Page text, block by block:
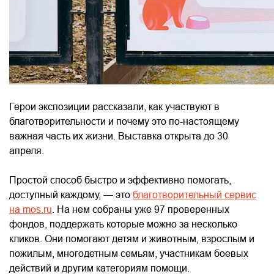
Герои экспозиции рассказали, как участвуют в
благотворительности и почему это по-настоящему
важная часть их жизни. Выставка открыта до 30
апреля.
Простой способ быстро и эффективно помогать,
доступный каждому, — это благотворительный сервис
на mos.ru . На нем собраны уже 97 проверенных
фондов, поддержать которые можно за несколько
кликов. Они помогают детям и животным, взрослым и
пожилым, многодетным семьям, участникам боевых
действий и другим категориям помощи.